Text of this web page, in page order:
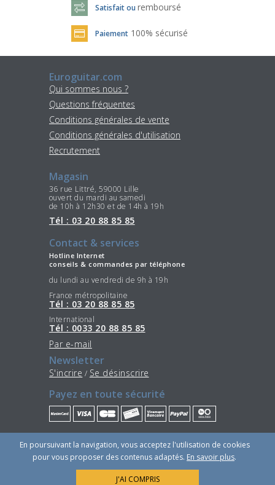
Satisfait ou remboursé
Paiement 100% sécurisé
Euroguitar.com
Qui sommes nous ?
Questions fréquentes
Conditions générales de vente
Conditions générales d'utilisation
Recrutement
Magasin
36 rue Littré, 59000 Lille
ouvert du mardi au samedi
de 10h à 12h30 et de 14h à 19h
Tél : 03 20 88 85 85
Contact & services
Hotline Internet
conseils & commandes par téléphone
du lundi au vendredi de 9h à 19h
France métropolitaine
Tél : 03 20 88 85 85
International
Tél : 0033 20 88 85 85
Par e-mail
Newsletter
S'incrire / Se désinscrire
Payez en toute sécurité
Restez connectés
En poursuivant la navigation, vous acceptez l'utilisation de cookies
pour vous proposer des contenus adaptés. En savoir plus.
J'AI COMPRIS